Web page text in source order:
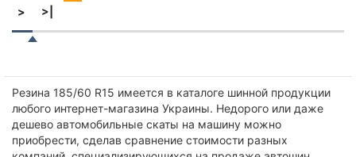
>
>|
Резина 185/60 R15 имеется в каталоге шинной продукции
любого интернет-магазина Украины. Недорого или даже
дешево автомобильные скаты на машину можно
приобрести, сделав сравнение стоимости разных